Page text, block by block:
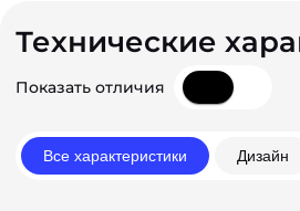
Технические
Показать отличия
Все характеристики Дизайн